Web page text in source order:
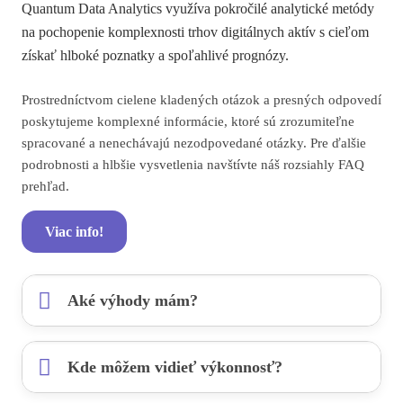
Quantum Data Analytics využíva pokročilé analytické metódy
na pochopenie komplexnosti trhov digitálnych aktív s cieľom
získať hlboké poznatky a spoľahlivé prognózy.
Prostredníctvom cielene kladených otázok a presných odpovedí
poskytujeme komplexné informácie, ktoré sú zrozumiteľne
spracované a nenechávajú nezodpovedané otázky. Pre ďalšie
podrobnosti a hlbšie vysvetlenia navštívte náš rozsiahly FAQ
prehľad.
Viac info!
Aké výhody mám?
Kde môžem vidieť výkonnosť?